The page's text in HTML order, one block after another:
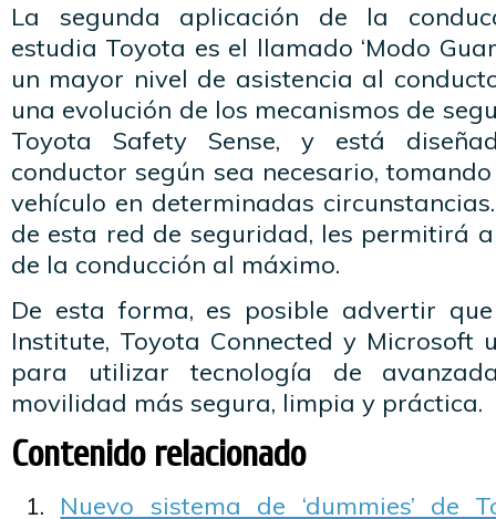
La segunda aplicación de la
estudia Toyota es el llamado ‘Modo
un mayor nivel de asistencia al
una evolución de los mecanismos de
Toyota Safety Sense, y está
conductor según sea necesario,
vehículo en determinadas
de esta red de seguridad, les permitirá
de la conducción al máximo.
De esta forma, es posible advertir
Institute, Toyota Connected y Microsoft
para utilizar tecnología de
movilidad más segura, limpia y práctica.
Contenido relacionado
Nuevo sistema de ‘dummies’ de